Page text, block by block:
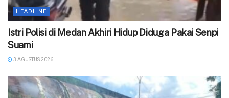
HEADLINE
‎Istri Polisi di Medan Akhiri Hidup Diduga Pakai Senpi
Suami
3 AGUSTUS 2026